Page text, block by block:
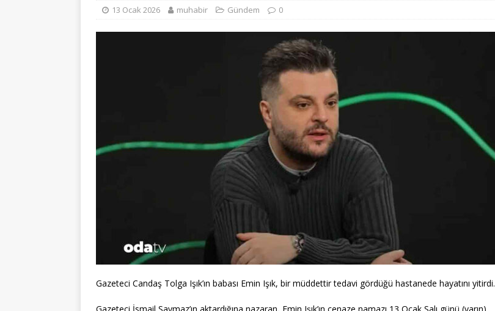
13 Ocak 2026 muhabir Gündem 0
Gazeteci Candaş Tolga Işık’ın babası Emin Işık, bir müddettir tedavi gördüğü hastanede hayatını yitirdi.